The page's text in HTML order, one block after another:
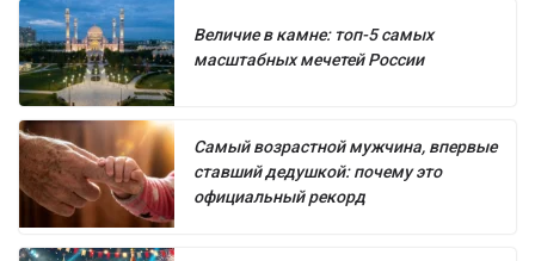
Величие в камне: топ-5 самых
масштабных мечетей России
Самый возрастной мужчина, впервые
ставший дедушкой: почему это
официальный рекорд